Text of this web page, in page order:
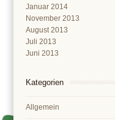
Januar 2014
November 2013
August 2013
Juli 2013
Juni 2013
Kategorien
Allgemein